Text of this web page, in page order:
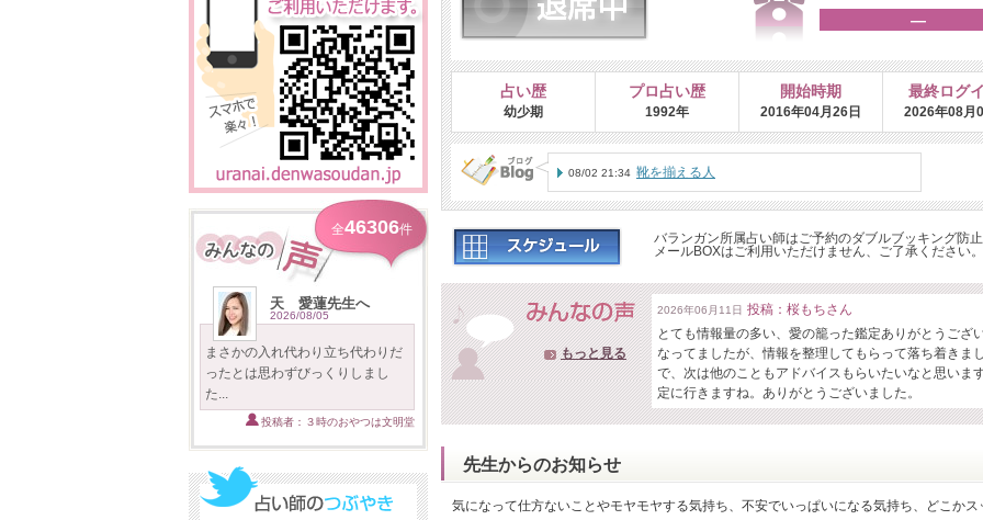
全46306件
天 愛蓮先生へ
2026/08/05
まさかの入れ代わり立ち代わりだ
ったとは思わずびっくりしまし
た...
投稿者：３時のおやつは文明堂
―
占い歴
幼少期
プロ占い歴
1992年
開始時期
2016年04月26日
最終ログ
2026年08月
08/02 21:34 靴を揃える人
バランガン所属占い師はご予約のダブルブッキング防
メールBOXはご利用いただけません、ご了承ください。
もっと見る
2026年06月11日 投稿：桜もちさん
とても情報量の多い、愛の籠った鑑定ありがとうご
なってましたが、情報を整理してもらって落ち着きま
で、次は他のこともアドバイスもらいたいなと思いま
定に行きますね。ありがとうございました。
先生からのお知らせ
気になって仕方ないことやモヤモヤする気持ち、不安でいっぱいになる気持ち、どこかス